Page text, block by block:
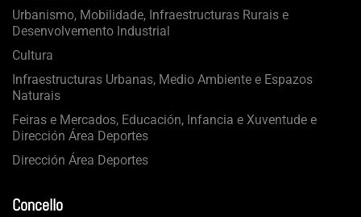
Urbanismo, Mobilidade, Infraestructuras Rurais e
Desenvolvemento Industrial
Cultura
Infraestructuras Urbanas, Medio Ambiente e Espazos
Naturais
Feiras e Mercados, Educación, Infancia e Xuventude e
Dirección Área Deportes
Dirección Área Deportes
Concello